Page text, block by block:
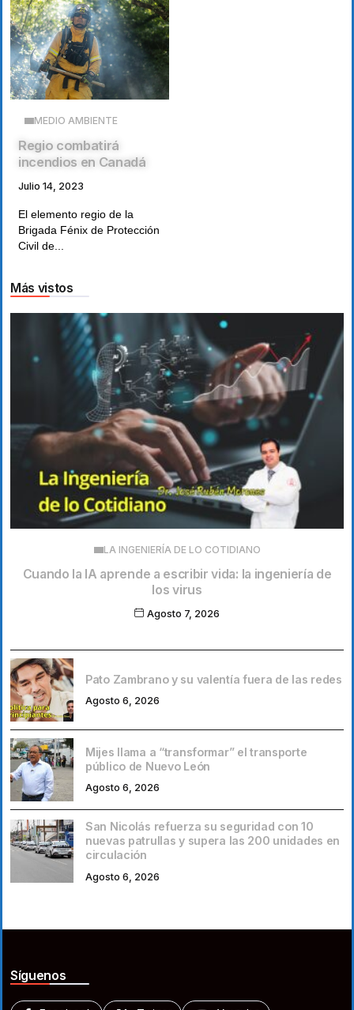
MEDIO AMBIENTE
Regio combatirá
incendios en Canadá
Julio 14, 2023
El elemento regio de la
Brigada Fénix de Protección
Civil de...
Más vistos
LA INGENIERÍA DE LO COTIDIANO
Cuando la IA aprende a escribir vida: la ingeniería de
los virus
Agosto 7, 2026
Pato Zambrano y su valentía fuera de las redes
Agosto 6, 2026
Mijes llama a “transformar” el transporte
público de Nuevo León
Agosto 6, 2026
San Nicolás refuerza su seguridad con 10
nuevas patrullas y supera las 200 unidades en
circulación
Agosto 6, 2026
Síguenos